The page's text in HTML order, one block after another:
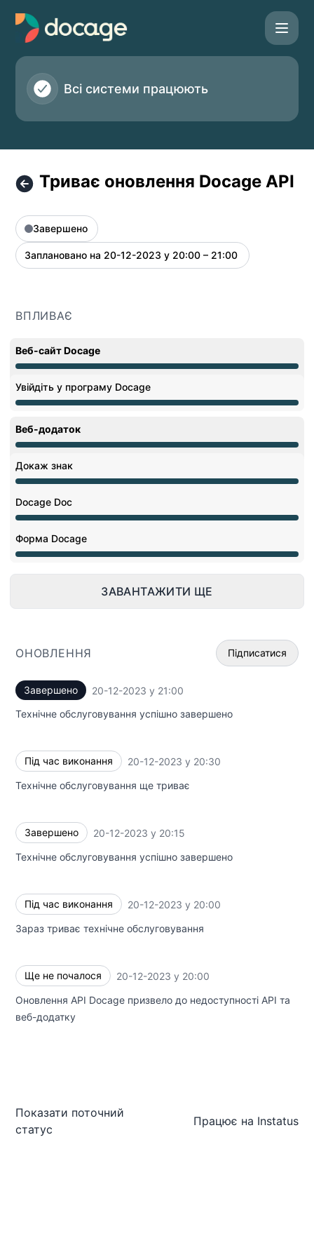
Docage - Триває оновлення Docage API – Інформація
Всі системи працюють
Триває оновлення Docage API
Завершено
Заплановано на 20-12-2023 у 20:00 – 21:00 UTC
ВПЛИВАЄ
Веб-сайт Docage
На технічному обслуговуванні від 8:00 PM до 12:00
Увійдіть у програму Docage
На технічному обслуговуванні від 8:00 PM до 12:00
Веб-додаток
На технічному обслуговуванні від 8:00 PM до 12:00
Докаж знак
На технічному обслуговуванні від 8:00 PM до 12:00
Docage Doc
На технічному обслуговуванні від 8:00 PM до 12:00
Форма Docage
На технічному обслуговуванні від 8:00 PM до 12:00
ЗАВАНТАЖИТИ ЩЕ
ОНОВЛЕННЯ Підписатися
Завершено 20-12-2023 у 21:00
Технічне обслуговування успішно завершено
Під час виконання 20-12-2023 у 20:30
Технічне обслуговування ще триває
Завершено 20-12-2023 у 20:15
Технічне обслуговування успішно завершено
Під час виконання 20-12-2023 у 20:00
Зараз триває технічне обслуговування
Ще не почалося 20-12-2023 у 20:00
Оновлення API Docage призвело до недоступності API та
веб-додатку
Показати поточний
статус
Працює на Instatus